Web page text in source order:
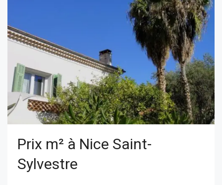
Prix m² à Nice Saint-
Sylvestre